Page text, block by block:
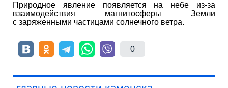
Природное явление появляется на небе из-за
взаимодействия магнитосферы Земли
с заряженными частицами солнечного ветра.
0